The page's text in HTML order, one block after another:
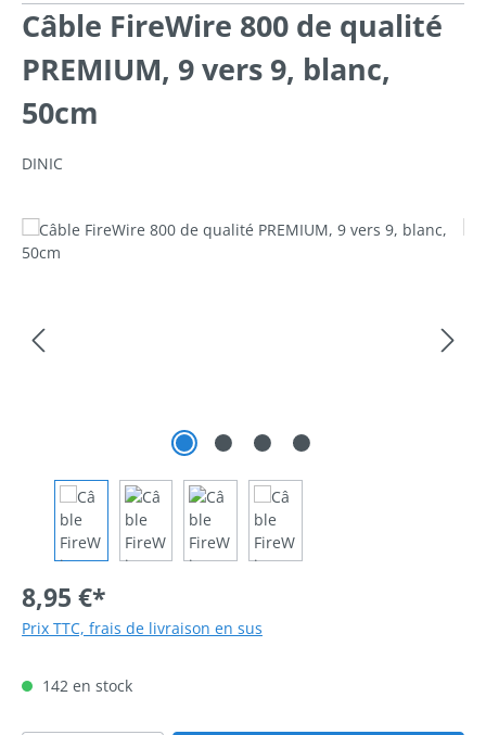
Câble FireWire 800 de qualité
PREMIUM, 9 vers 9, blanc,
50cm
DINIC
Ignorer la galerie d'images
8,95 €*
Prix TTC, frais de livraison en sus
142 en stock